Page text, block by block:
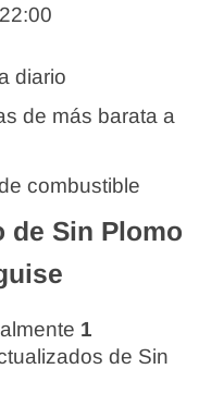
diario
de más barata a
combustible
de Sin Plomo
1
de Sin